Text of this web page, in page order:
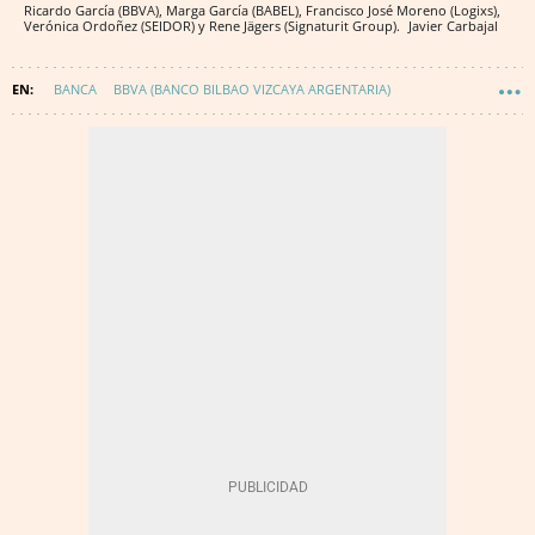
Ricardo García (BBVA), Marga García (BABEL), Francisco José Moreno (Logixs),
Verónica Ordoñez (SEIDOR) y Rene Jägers (Signaturit Group). Javier Carbajal
BANCA BBVA (BANCO BILBAO VIZCAYA ARGENTARIA)